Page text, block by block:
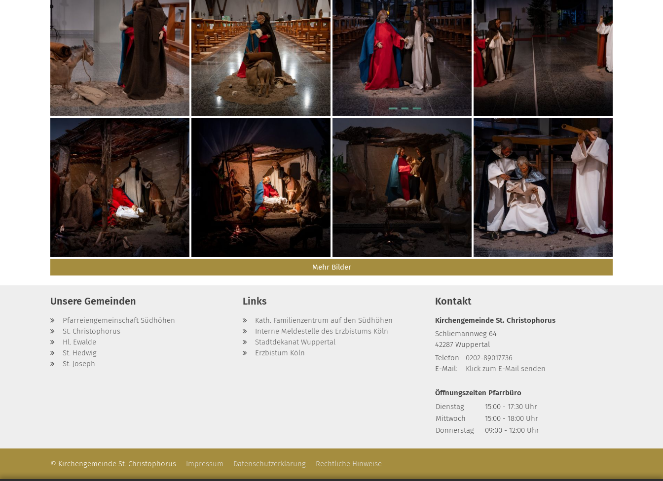
Mehr Bilder
Unsere Gemeinden
Pfarreiengemeinschaft Südhöhen
St. Christophorus
Hl. Ewalde
St. Hedwig
St. Joseph
Links
Kath. Familienzentrum auf den Südhöhen
Interne Meldestelle des Erzbistums Köln
Stadtdekanat Wuppertal
Erzbistum Köln
Kontakt
Kirchengemeinde St. Christophorus
Schliemannweg 64
42287 Wuppertal
Telefon:
0202-89017736
E-Mail:
Klick zum E-Mail senden
Öffnungszeiten Pfarrbüro
Dienstag
15:00 - 17:30 Uhr
Mittwoch
15:00 - 18:00 Uhr
Donnerstag
09:00 - 12:00 Uhr
© Kirchengemeinde St. Christophorus Impressum Datenschutzerklärung Rechtliche Hinweise